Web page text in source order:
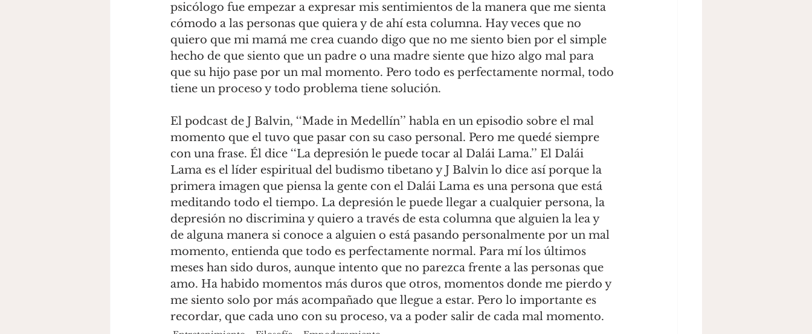
psicólogo fue empezar a expresar mis sentimientos de la manera que me sienta
cómodo a las personas que quiera y de ahí esta columna. Hay veces que no
quiero que mi mamá me crea cuando digo que no me siento bien por el simple
hecho de que siento que un padre o una madre siente que hizo algo mal para
que su hijo pase por un mal momento. Pero todo es perfectamente normal, todo
tiene un proceso y todo problema tiene solución.
El podcast de J Balvin, ‘‘Made in Medellín’’ habla en un episodio sobre el mal
momento que el tuvo que pasar con su caso personal. Pero me quedé siempre
con una frase. Él dice ‘‘La depresión le puede tocar al Dalái Lama.’’ El Dalái
Lama es el líder espiritual del budismo tibetano y J Balvin lo dice así porque la
primera imagen que piensa la gente con el Dalái Lama es una persona que está
meditando todo el tiempo. La depresión le puede llegar a cualquier persona, la
depresión no discrimina y quiero a través de esta columna que alguien la lea y
de alguna manera si conoce a alguien o está pasando personalmente por un mal
momento, entienda que todo es perfectamente normal. Para mí los últimos
meses han sido duros, aunque intento que no parezca frente a las personas que
amo. Ha habido momentos más duros que otros, momentos donde me pierdo y
me siento solo por más acompañado que llegue a estar. Pero lo importante es
recordar, que cada uno con su proceso, va a poder salir de cada mal momento.